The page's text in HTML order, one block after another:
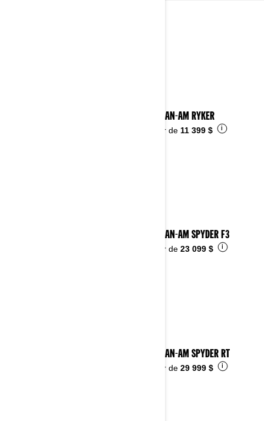
2023 CAN-AM RYKER
À partir de 11 399 $ i
2023 CAN-AM SPYDER F3
À partir de 23 099 $ i
2023 CAN-AM SPYDER RT
À partir de 29 999 $ i